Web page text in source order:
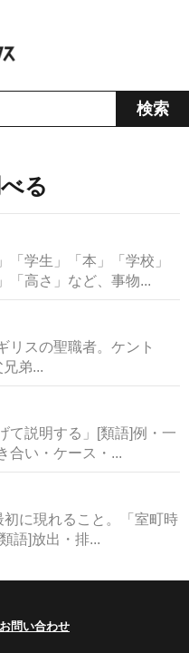
る
学生」「本」「学校」
「高さ」など、事物...
リスの聖職者。ケント
弟...
て説明する」[類語]例・一
合い・ケース・...
初に現れること。「室町時
語]放出・排...
お問い合わせ